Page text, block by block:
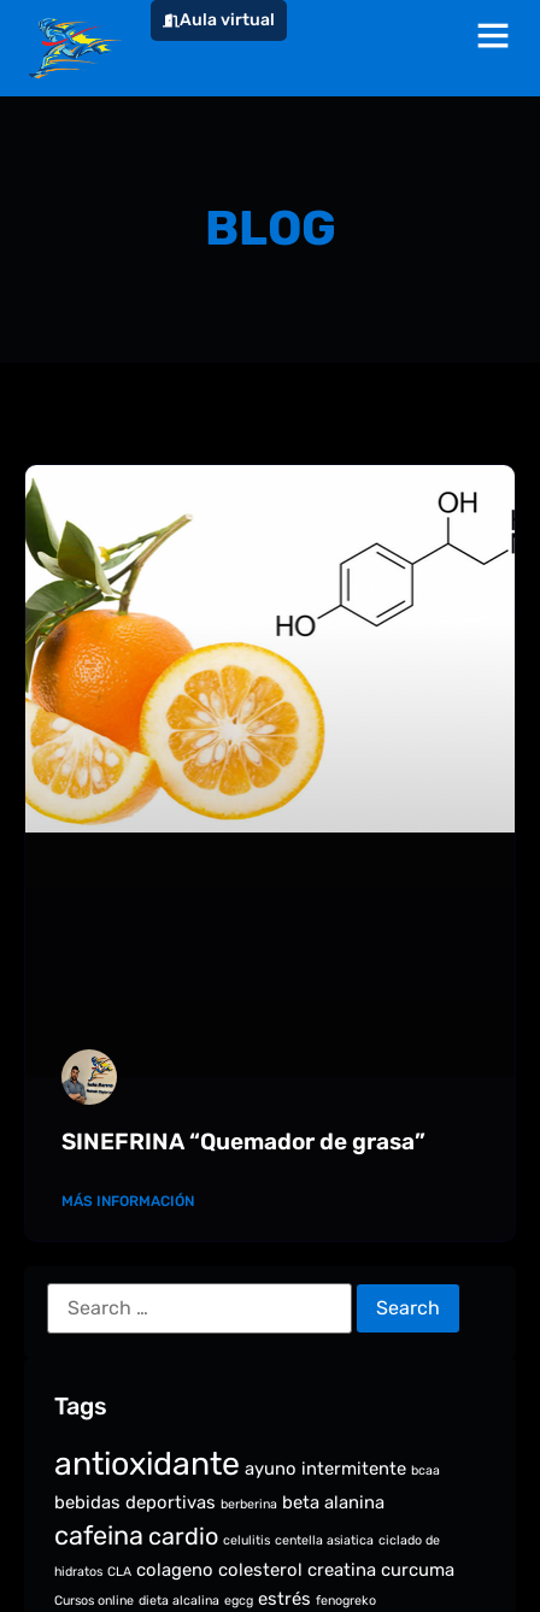
Aula virtual
BLOG
SINEFRINA “Quemador de grasa”
MÁS INFORMACIÓN
Tags
antioxidante ayuno intermitente bcaa
bebidas deportivas berberina beta alanina
cafeina cardio celulitis centella asiatica ciclado de
hidratos CLA colageno colesterol creatina curcuma
Cursos online dieta alcalina egcg estrés fenogreko